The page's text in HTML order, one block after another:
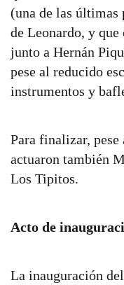
(una de las últimas
de Leonardo, y
junto a Hernán
pese al reducido
instrumentos y
Para finalizar,
actuaron también
Los Tipitos.
Acto de
La inauguración